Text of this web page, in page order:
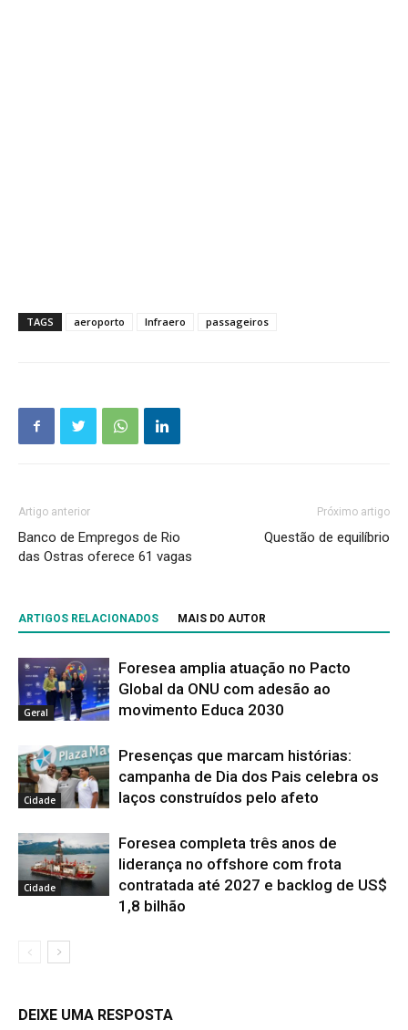
TAGS aeroporto Infraero passageiros
Artigo anterior
Banco de Empregos de Rio
das Ostras oferece 61 vagas
Próximo artigo
Questão de equilíbrio
ARTIGOS RELACIONADOS MAIS DO AUTOR
Geral
Foresea amplia atuação no Pacto
Global da ONU com adesão ao
movimento Educa 2030
Cidade
Presenças que marcam histórias:
campanha de Dia dos Pais celebra os
laços construídos pelo afeto
Cidade
Foresea completa três anos de
liderança no offshore com frota
contratada até 2027 e backlog de US$
1,8 bilhão
DEIXE UMA RESPOSTA